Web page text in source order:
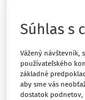
1 minúta čítania
Výsledky žiakov
termíne
2021/2022v
škôl k
Súhlas s
Vážený návštevník,
používateľského
základné
aby sme vás
dostatok podnetov,